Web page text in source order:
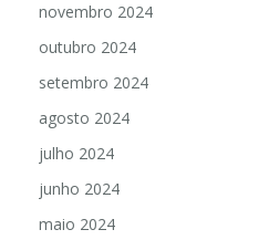
novembro 2024
outubro 2024
setembro 2024
agosto 2024
julho 2024
junho 2024
maio 2024